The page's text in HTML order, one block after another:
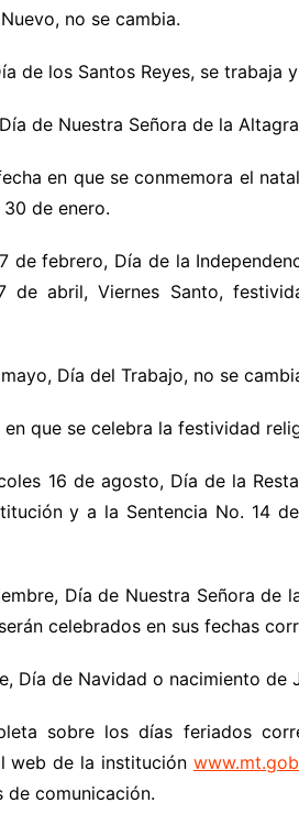
no se cambia.
de los Santos Reyes, se trabaja
de Nuestra Señora de la
en que se conmemora el
de enero.
de febrero, Día de la
de abril, Viernes Santo,
Día del Trabajo, no se
que se celebra la festividad
16 de agosto, Día de la
y a la Sentencia No. 14
Día de Nuestra Señora de
celebrados en sus fechas
Día de Navidad o nacimiento de
sobre los días feriados
web de la institución
de comunicación.